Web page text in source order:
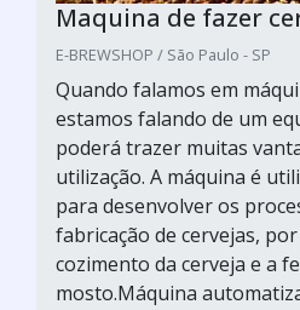
Maquina de fazer
E-BREWSHOP / São Paulo - SP
Quando falamos em
estamos falando de um
poderá trazer muitas
utilização. A máquina é
para desenvolver os
fabricação de cervejas,
cozimento da cerveja e a
mosto.Máquina